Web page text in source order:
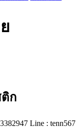
ก
Line : tenn567